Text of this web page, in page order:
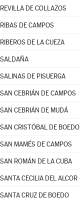
REVILLA DE COLLAZOS
RIBAS DE CAMPOS
RIBEROS DE LA CUEZA
SALDAÑA
SALINAS DE PISUERGA
SAN CEBRIÁN DE CAMPOS
SAN CEBRIÁN DE MUDÁ
SAN CRISTÓBAL DE BOEDO
SAN MAMÉS DE CAMPOS
SAN ROMÁN DE LA CUBA
SANTA CECILIA DEL ALCOR
SANTA CRUZ DE BOEDO